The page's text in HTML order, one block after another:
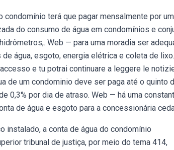
terá que pagar mensalmente por
do consumo de água em condomínios e
Web — para uma moradia ser
água, esgoto, energia elétrica e coleta de lixo.
e tu potrai continuare a leggere le
de um condominio deve ser paga até o quinto
0,3% por dia de atraso. Web — há uma
de água e esgoto para a concessionária
instalado, a conta de água do condomínio
tribunal de justiça, por meio do tema 414,